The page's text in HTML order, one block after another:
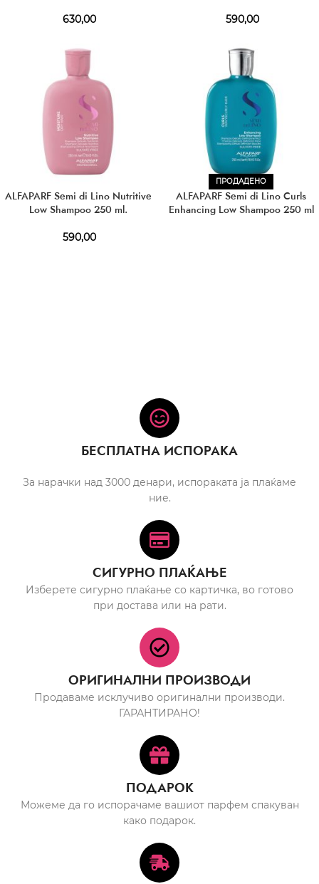
630,00 590,00
ALFAPARF Semi di Lino Nutritive
Low Shampoo 250 ml.
590,00
ПРОДАДЕНО
ALFAPARF Semi di Lino Curls
Enhancing Low Shampoo 250 ml
БЕСПЛАТНА ИСПОРАКА
За нарачки над 3000 денари, испораката ја плаќаме
ние.
СИГУРНО ПЛАЌАЊЕ
Изберете сигурно плаќање со картичка, во готово
при достава или на рати.
ОРИГИНАЛНИ ПРОИЗВОДИ
Продаваме исклучиво оригинални производи.
ГАРАНТИРАНО!
ПОДАРОК
Можеме да го испорачаме вашиот парфем спакуван
како подарок.